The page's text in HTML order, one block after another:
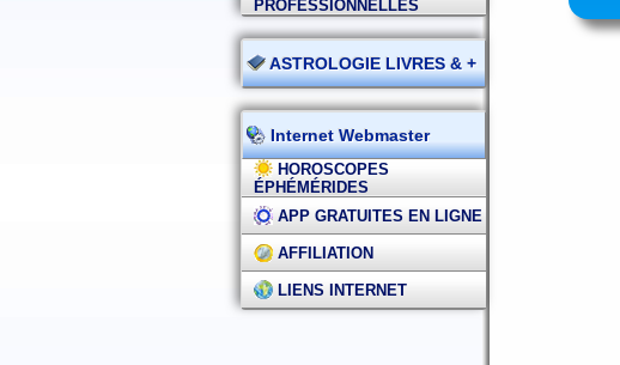
PROFESSIONNELLES
ASTROLOGIE LIVRES & +
Internet Webmaster
HOROSCOPES
ÉPHÉMÉRIDES
APP GRATUITES EN LIGNE
AFFILIATION
LIENS INTERNET